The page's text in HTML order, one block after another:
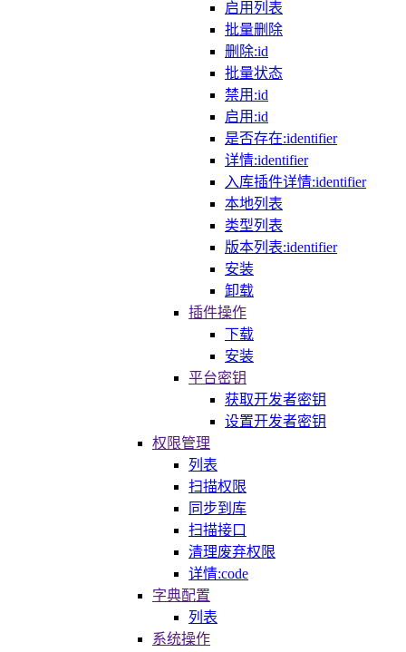
启用列表
批量删除
删除:id
批量状态
禁用:id
启用:id
是否存在:identifier
详情:identifier
入库插件详情:identifier
本地列表
类型列表
版本列表:identifier
安装
卸载
插件操作
下载
安装
平台密钥
获取开发者密钥
设置开发者密钥
权限管理
列表
扫描权限
同步到库
扫描接口
清理废弃权限
详情:code
字典配置
列表
系统操作